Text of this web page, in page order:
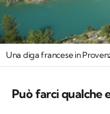
Una diga francese in
Può farci qualche